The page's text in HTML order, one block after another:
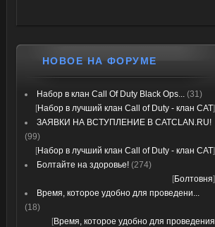
НОВОЕ НА ФОРУМЕ
Набор в клан Call Of Duty Black Ops... (31)
[Набор в лучший клан Call of Duty - клан CAT]
ЗАЯВКИ НА ВСТУПЛЕНИЕ В CATCLAN.RU!
(99)
[Набор в лучший клан Call of Duty - клан CAT]
Болтайте на здоровье! (274)
[Болтовня]
Время, которое удобно для проведени...
(18)
[Время, которое удобно для проведения